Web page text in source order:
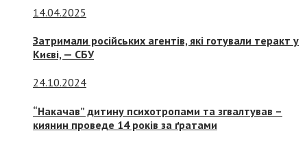
14.04.2025
Затримали російських агентів, які готували теракт у
Києві, — СБУ
24.10.2024
“Накачав” дитину психотропами та згвалтував –
киянин проведе 14 років за ґратами